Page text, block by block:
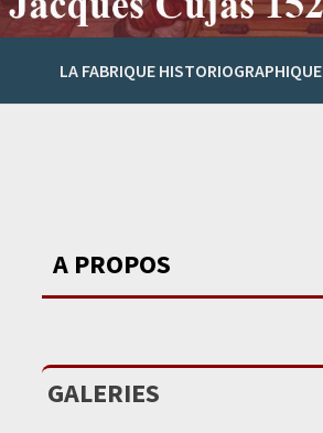
LA FABRIQUE HISTORIOGRAPHIQUE
A PROPOS
GALERIES